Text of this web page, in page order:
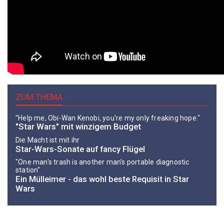
ZUM THEMA
"Help me, Obi-Wan Kenobi, you're my only freaking hope."
"Star Wars" mit winzigem Budget
Die Macht ist mit ihr
Star-Wars-Sonate auf fancy Flügel
"One man's trash is another man's portable diagnostic
station"
Ein Mülleimer - das wohl beste Requisit in Star
Wars